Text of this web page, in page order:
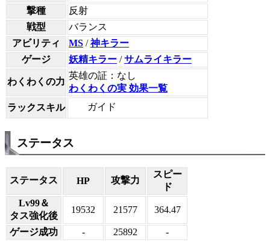
撃種
反射
戦型
バランス
アビリティ
MS /神キラー
ゲージ
妖精キラー /サムライキラー
わくわくの力
英雄の証：なし
わくわくの実 効果一覧
ラックスキル
ガイド
ステータス
ステータス HP 攻撃力
スピー
ド
Lv99＆
タス強化後
19532 21577 364.47
ゲージ成功 - 25892 -